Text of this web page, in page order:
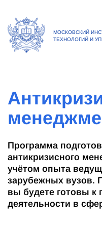
МОСКОВСКИЙ
ТЕХНОЛОГИЙ И
Программа
антикризисного
учётом опыта
зарубежных вузов.
вы будете готовы к
деятельности в